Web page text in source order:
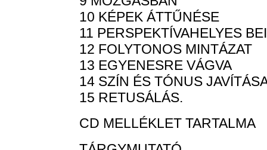
10 KÉPEK ÁTTŰNÉSE
11 PERSPEKTÍVAHELYES
12 FOLYTONOS MINTÁZAT
13 EGYENESRE VÁGVA
14 SZÍN ÉS TÓNUS
15 RETUSÁLÁS.
CD MELLÉKLET TARTALMA